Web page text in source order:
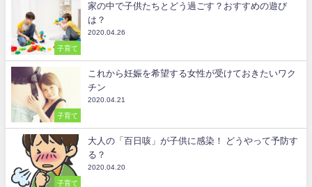
子育て
家の中で子供たちとどう過ごす？おすすめの遊び
は？
2020.04.26
子育て
これから妊娠を希望する女性が受けておきたいワク
チン
2020.04.21
子育て
大人の「百日咳」が子供に感染！ どうやって予防す
る？
2020.04.20